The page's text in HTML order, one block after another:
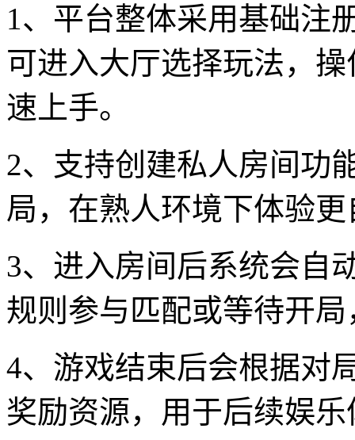
1、平台整体采用基础注
可进入大厅选择玩法，
速上手。
2、支持创建私人房间功
局，在熟人环境下体验
3、进入房间后系统会自
规则参与匹配或等待开
4、游戏结束后会根据对
奖励资源，用于后续娱